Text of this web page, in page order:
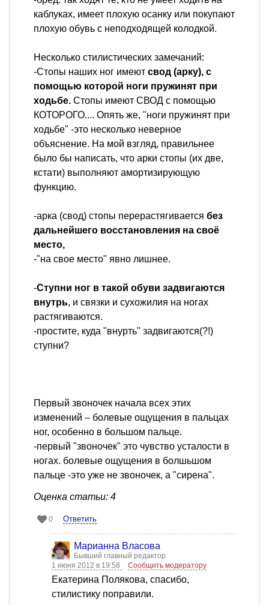
каблуках, имеет плохую осанку или покупают
плохую обувь с неподходящей колодкой.
Несколько стилистических замечаний:
-Стопы наших ног имеют свод (арку), с
помощью которой ноги пружинят при
ходьбе. Стопы имеют СВОД с помощью
КОТОРОГО.... Опять же, "ноги пружинят при
ходьбе" -это несколько неверное
объяснение. На мой взгляд, правильнее
было бы написать, что арки стопы (их две,
кстати) выполняют амортизирующую
функцию.
-арка (свод) стопы перерастягивается без
дальнейшего восстановления на своё
место,
-"на свое место" явно лишнее.
-Ступни ног в такой обуви задвигаются
внутрь, и связки и сухожилия на ногах
растягиваются.
-простите, куда "внурть" задвигаются(?!)
ступни?
Первый звоночек начала всех этих
изменений – болевые ощущения в пальцах
ног, особенно в большом пальце.
-первый "звоночек" это чувство усталости в
ногах. болевые ощущения в болшьшом
пальце -это уже не звоночек, а "сирена".
Оценка статьи: 4
0 Ответить
Марианна Власова
Бывший главный редактор
1 июня 2012 в 19:58
Сообщить модератору
Екатерина Полякова, спасибо,
стилистику поправили.